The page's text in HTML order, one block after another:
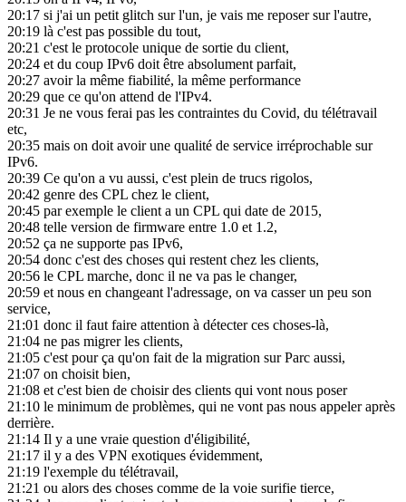
20:17 si j'ai un petit glitch sur l'un, je vais me reposer sur l'autre,
20:19 là c'est pas possible du tout,
20:21 c'est le protocole unique de sortie du client,
20:24 et du coup IPv6 doit être absolument parfait,
20:27 avoir la même fiabilité, la même performance
20:29 que ce qu'on attend de l'IPv4.
20:31 Je ne vous ferai pas les contraintes du Covid, du télétravail
etc,
20:35 mais on doit avoir une qualité de service irréprochable sur
IPv6.
20:39 Ce qu'on a vu aussi, c'est plein de trucs rigolos,
20:42 genre des CPL chez le client,
20:45 par exemple le client a un CPL qui date de 2015,
20:48 telle version de firmware entre 1.0 et 1.2,
20:52 ça ne supporte pas IPv6,
20:54 donc c'est des choses qui restent chez les clients,
20:56 le CPL marche, donc il ne va pas le changer,
20:59 et nous en changeant l'adressage, on va casser un peu son
service,
21:01 donc il faut faire attention à détecter ces choses-là,
21:04 ne pas migrer les clients,
21:05 c'est pour ça qu'on fait de la migration sur Parc aussi,
21:07 on choisit bien,
21:08 et c'est bien de choisir des clients qui vont nous poser
21:10 le minimum de problèmes, qui ne vont pas nous appeler après
derrière.
21:14 Il y a une vraie question d'éligibilité,
21:17 il y a des VPN exotiques évidemment,
21:19 l'exemple du télétravail,
21:21 ou alors des choses comme de la voie surifie tierce,